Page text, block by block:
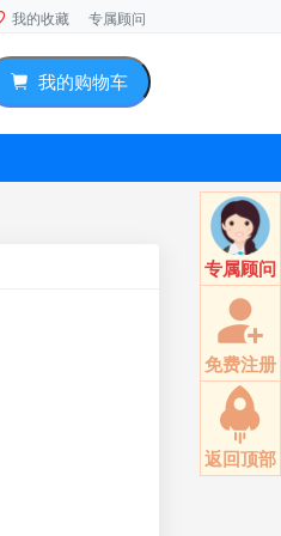
我的收藏 专属顾问
我的购物车
专属顾问
免费注册
返回顶部